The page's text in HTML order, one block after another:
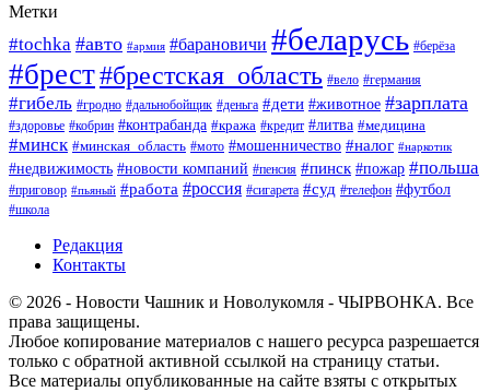
Метки
#tochka #авто #армия #барановичи #беларусь #берёза
#брест#брестская_область #вело #германия
#гибель #гродно #дальнобойщик #деньга #дети #животное #зарплата
#здоровье #кобрин #контрабанда #кража #кредит #литва #медицина
#минск #минская_область #мото #мошенничество #налог #наркотик
#недвижимость #новости компаний #пенсия #пинск #пожар #польша
#приговор #пьяный #работа #россия #сигарета #суд #телефон #футбол
#школа
Редакция
Контакты
© 2026 - Новости Чашник и Новолукомля - ЧЫРВОНКА. Все
права защищены.
Любое копирование материалов с нашего ресурса разрешается
только с обратной активной ссылкой на страницу статьи.
Все материалы опубликованные на сайте взяты с открытых